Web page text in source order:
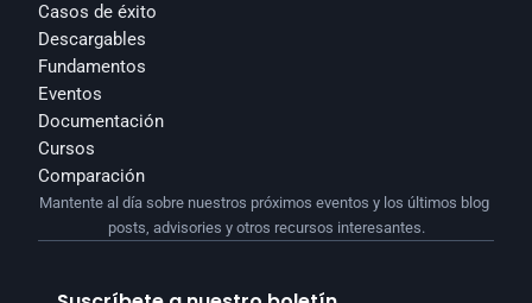
Casos de éxito
Descargables
Fundamentos
Eventos
Documentación
Cursos
Comparación
Mantente al día sobre nuestros próximos eventos y los últimos blog
posts, advisories y otros recursos interesantes.